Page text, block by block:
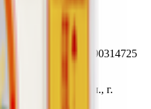
регистрации № 490314725
облисполкомом
Гомельская обл., г.